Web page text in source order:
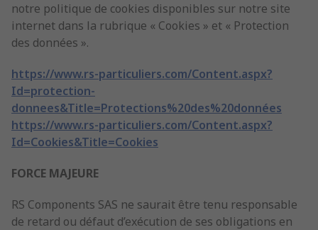
notre politique de cookies disponibles sur notre site
internet dans la rubrique « Cookies » et « Protection
des données ».
https://www.rs-particuliers.com/Content.aspx?
Id=protection-
donnees&Title=Protections%20des%20données
https://www.rs-particuliers.com/Content.aspx?
Id=Cookies&Title=Cookies
FORCE MAJEURE
RS Components SAS ne saurait être tenu responsable
de retard ou défaut d’exécution de ses obligations en